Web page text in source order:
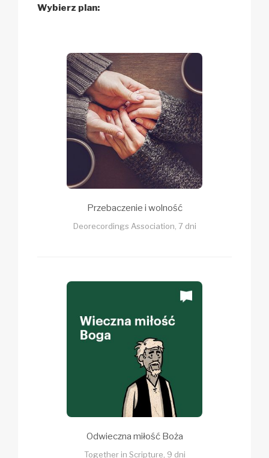
Wybierz plan:
Przebaczenie i wolność
Deorecordings Association, 7 dni
Odwieczna miłość Boża
Together in Scripture, 9 dni